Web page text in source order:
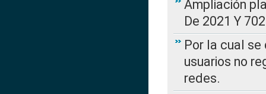
Ampliación
De 2021 Y
Por la cual
usuarios no
redes.